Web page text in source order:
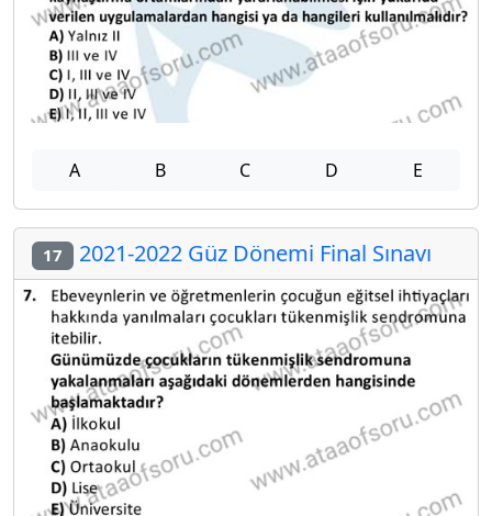
A B C D E
17 2021-2022 Güz Dönemi Final Sınavı